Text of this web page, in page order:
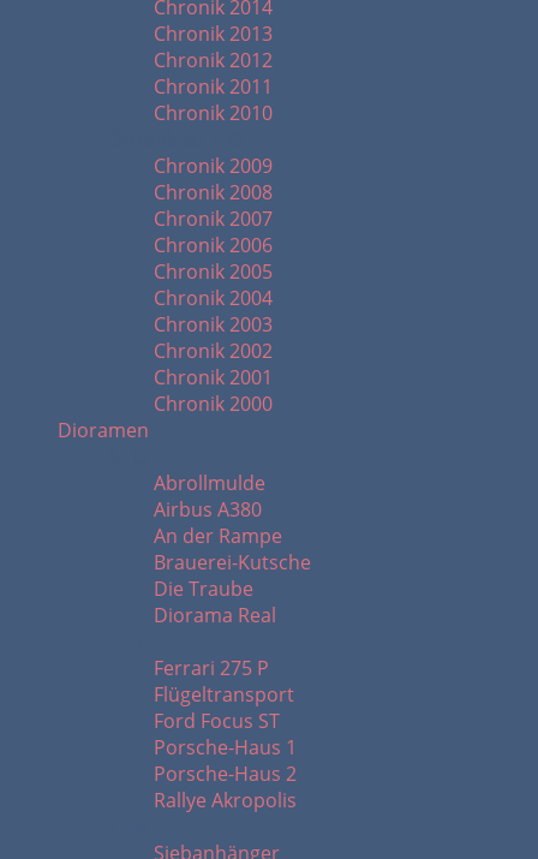
Chronik 2014
Chronik 2013
Chronik 2012
Chronik 2011
Chronik 2010
Chronik 2009
Chronik 2008
Chronik 2007
Chronik 2006
Chronik 2005
Chronik 2004
Chronik 2003
Chronik 2002
Chronik 2001
Chronik 2000
Dioramen
Abrollmulde
Airbus A380
An der Rampe
Brauerei-Kutsche
Die Traube
Diorama Real
Ferrari 275 P
Flügeltransport
Ford Focus ST
Porsche-Haus 1
Porsche-Haus 2
Rallye Akropolis
Siebanhänger